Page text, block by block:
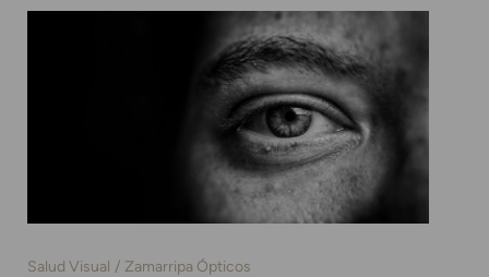
Salud Visual Zamarripa Ópticos